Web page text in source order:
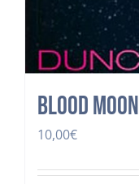
Blood Moon
10,00€